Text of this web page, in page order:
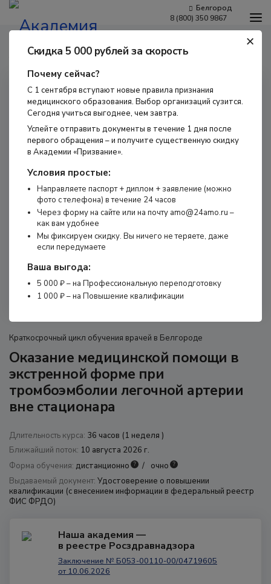
8 (800) 350 9867
Белгород
Программы обучения
Условия обучения
Бесплатное обучение
Для работодателей
Наши мероприятия
Сведения об образовательной организации
Новости
Контакты
г. Белгород,
amo@24amo.ru
Перейти на портал дистанционного обучения
циклы
Оказание медицинской помощи в экстренной форме при
тромбоэмболии легочной артерии вне стационара
Краткосрочный цикл обучения врачей в Белгороде
Оказание медицинской помощи в
экстренной форме при
тромбоэмболии легочной артерии
вне стационара
Длительность курса: 36 часов (1 неделя )
Ближайший поток: 10 августа 2026 г.
Форма обучения: дистанционно ? очно ?
Выдаваемый документ: Удостоверение о повышении
квалификации (с внесением информации в федеральный реестр
ФИС ФРДО)
Наша академия —
в реестре Росздравнадзора
Заключение № Б053-00110-00/04719605
от 10.06.2026
Скидка 5 000 рублей за скорость
Почему сейчас?
С 1 сентября вступают новые правила признания
медицинского образования. Выбор организаций сузится.
Сегодня учиться выгоднее, чем завтра.
Успейте отправить документы в течение 1 дня после
первого обращения – и получите существенную скидку
в Академии «Призвание».
Условия простые:
Направляете паспорт + диплом + заявление (можно
фото с телефона) в течение 24 часов
Через форму на сайте или на почту amo@24amo.ru –
как вам удобнее
Мы фиксируем скидку. Вы ничего не теряете, даже
если передумаете
Ваша выгода:
5 000 ₽ – на Профессиональную переподготовку
1 000 ₽ – на Повышение квалификации
+